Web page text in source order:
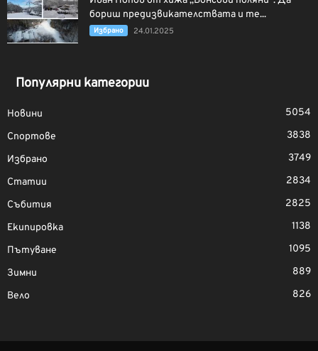
бориш предизвикателствата и те...
Избрано 24.01.2025
Популярни категории
Новини
5054
Спортове
3838
Избрано
3749
Статии
2834
Събития
2825
Екипировка
1138
Пътуване
1095
Зимни
889
Вело
826